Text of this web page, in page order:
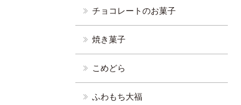
チョコレートのお菓子
焼き菓子
こめどら
ふわもち大福